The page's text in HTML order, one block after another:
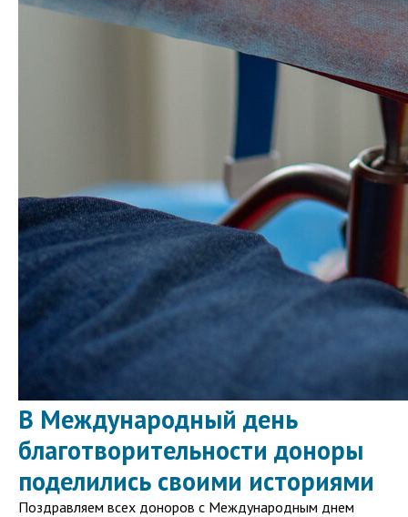
В Международный день
благотворительности доноры
поделились своими историями
Поздравляем всех доноров с Международным днем